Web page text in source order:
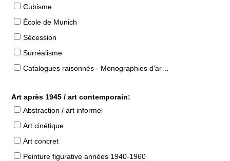
Cubisme
École de Munich
Sécession
Surréalisme
Catalogues raisonnés - Monographies d'artistes
Art après 1945 / art contemporain:
Abstraction / art informel
Art cinétique
Art concret
Peinture figurative années 1940-1960